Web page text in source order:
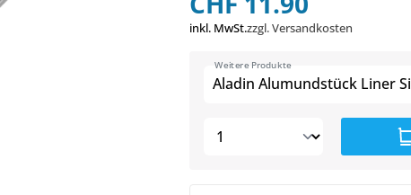
inkl. MwSt.zzgl. Versandkosten
Aladin Alumundstück Liner
Weitere Produkte